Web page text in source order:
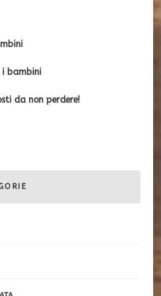
i bambini
da non perdere!